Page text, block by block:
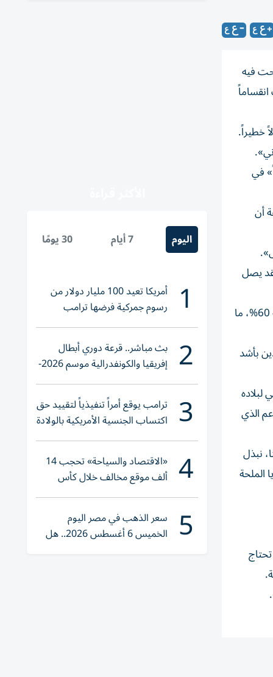
فيه
خطيراً.
في
أن
يصل
في ما يتعلق بتأثير الضربات الأمريكية، أشار إلى «حفر ظاهرة في موقع فوردو، الموقع الرئيسي في إيران لتخصيب اليورانيوم بنسبة 60%، ما
بأشد
لبلاده
الذي
نبذل
الملحة
اليوم 7 أيام 30 يومًا
1 أمريكا تعيد 100 مليار دولار من
رسوم جمركية فرضها ترامب
2 بث مباشر.. قرعة دوري أبطال
إفريقيا والكونفدرالية موسم 2026-
2027
3 ترامب يوقع أمراً تنفيذياً لتقييد حق
اكتساب الجنسية الأمريكية بالولادة
4 «الاقتصاد والسياحة» تحجب 14
ألف موقع مخالف خلال كأس
العالم 2026
5 سعر الذهب في مصر اليوم
الخميس 6 أغسطس 2026.. هل